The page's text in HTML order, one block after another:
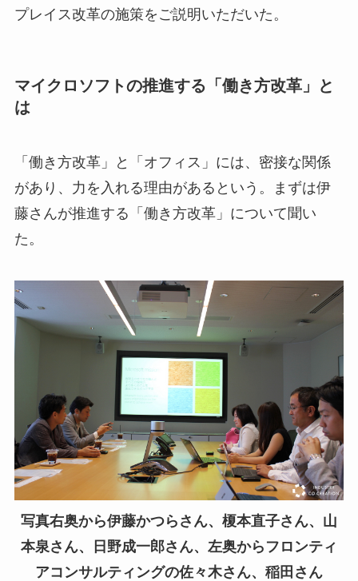
プレイス改革の施策をご説明いただいた。
マイクロソフトの推進する「働き方改革」と
は
「働き方改革」と「オフィス」には、密接な関係
があり、力を入れる理由があるという。まずは伊
藤さんが推進する「働き方改革」について聞い
た。
写真右奥から伊藤かつらさん、榎本直子さん、山
本泉さん、日野成一郎さん、左奥からフロンティ
アコンサルティングの佐々木さん、稲田さん